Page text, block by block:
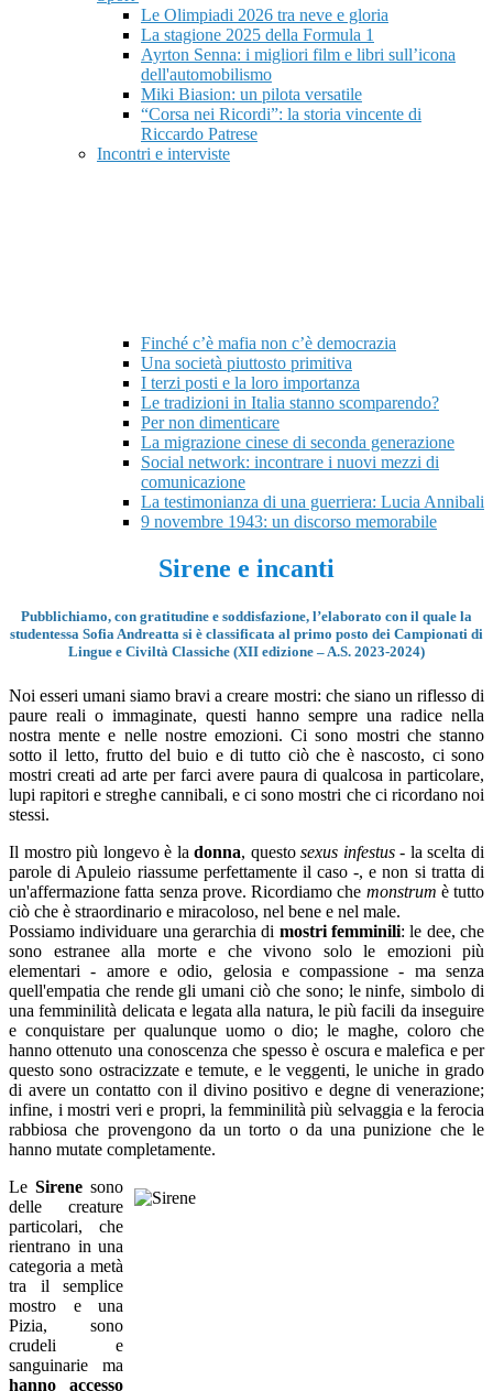
Le Olimpiadi 2026 tra neve e gloria
La stagione 2025 della Formula 1
Ayrton Senna: i migliori film e libri sull’icona
dell'automobilismo
Miki Biasion: un pilota versatile
“Corsa nei Ricordi”: la storia vincente di
Riccardo Patrese
Incontri e interviste
Finché c’è mafia non c’è democrazia
Una società piuttosto primitiva
I terzi posti e la loro importanza
Le tradizioni in Italia stanno scomparendo?
Per non dimenticare
La migrazione cinese di seconda generazione
Social network: incontrare i nuovi mezzi di
comunicazione
La testimonianza di una guerriera: Lucia Annibali
9 novembre 1943: un discorso memorabile
Sirene e incanti
Pubblichiamo, con gratitudine e soddisfazione, l’elaborato con il quale la
studentessa Sofia Andreatta si è classificata al primo posto dei Campionati di
Lingue e Civiltà Classiche (XII edizione – A.S. 2023-2024)
Noi esseri umani siamo bravi a creare mostri: che siano un riflesso di
paure reali o immaginate, questi hanno sempre una radice nella
nostra mente e nelle nostre emozioni. Ci sono mostri che stanno
sotto il letto, frutto del buio e di tutto ciò che è nascosto, ci sono
mostri creati ad arte per farci avere paura di qualcosa in particolare,
lupi rapitori e streghe cannibali, e ci sono mostri che ci ricordano noi
stessi.
Il mostro più longevo è ladonna, questosexus infestus- la scelta di
parole di Apuleio riassume perfettamente il caso -, e non si tratta di
un'affermazione fatta senza prove. Ricordiamo che monstrum è tutto
ciò che è straordinario e miracoloso, nel bene e nel male.
Possiamo individuare una gerarchia di mostri femminili: le dee, che
sono estranee alla morte e che vivono solo le emozioni più
elementari - amore e odio, gelosia e compassione - ma senza
quell'empatia che rende gli umani ciò che sono; le ninfe, simbolo di
una femminilità delicata e legata alla natura, le più facili da inseguire
e conquistare per qualunque uomo o dio; le maghe, coloro che
hanno ottenuto una conoscenza che spesso è oscura e malefica e per
questo sono ostracizzate e temute, e le veggenti, le uniche in grado
di avere un contatto con il divino positivo e degne di venerazione;
infine, i mostri veri e propri, la femminilità più selvaggia e la ferocia
rabbiosa che provengono da un torto o da una punizione che le
hanno mutate completamente.
Le Sirene sono
delle creature
particolari, che
rientrano in una
categoria a metà
tra il semplice
mostro e una
Pizia, sono
crudeli e
sanguinarie ma
hanno accesso